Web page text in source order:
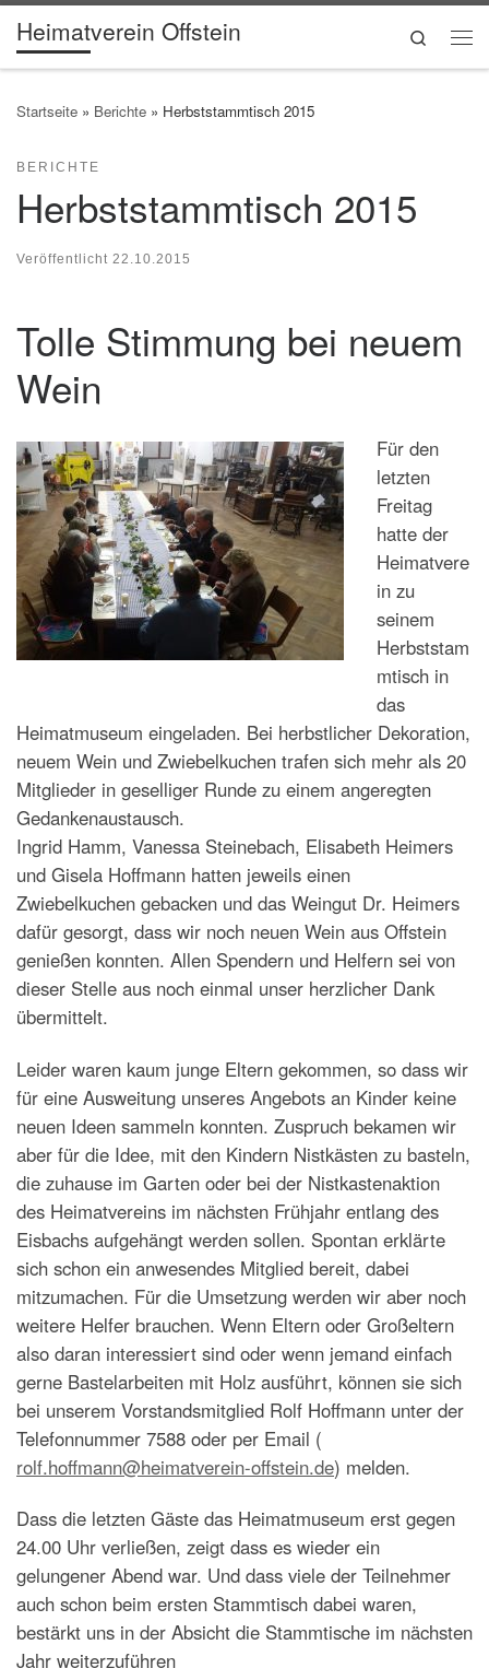
Zum Inhalt springen
Heimatverein Offstein
Search
Startseite » Berichte » Herbststammtisch 2015
BERICHTE
Herbststammtisch 2015
Veröffentlicht 22.10.2015
Tolle Stimmung bei neuem
Wein
Für den
letzten
Freitag
hatte der
Heimatvere
in zu
seinem
Herbststam
mtisch in
das
Heimatmuseum eingeladen. Bei herbstlicher Dekoration,
neuem Wein und Zwiebelkuchen trafen sich mehr als 20
Mitglieder in geselliger Runde zu einem angeregten
Gedankenaustausch.
Ingrid Hamm, Vanessa Steinebach, Elisabeth Heimers
und Gisela Hoffmann hatten jeweils einen
Zwiebelkuchen gebacken und das Weingut Dr. Heimers
dafür gesorgt, dass wir noch neuen Wein aus Offstein
genießen konnten. Allen Spendern und Helfern sei von
dieser Stelle aus noch einmal unser herzlicher Dank
übermittelt.
Leider waren kaum junge Eltern gekommen, so dass wir
für eine Ausweitung unseres Angebots an Kinder keine
neuen Ideen sammeln konnten. Zuspruch bekamen wir
aber für die Idee, mit den Kindern Nistkästen zu basteln,
die zuhause im Garten oder bei der Nistkastenaktion
des Heimatvereins im nächsten Frühjahr entlang des
Eisbachs aufgehängt werden sollen. Spontan erklärte
sich schon ein anwesendes Mitglied bereit, dabei
mitzumachen. Für die Umsetzung werden wir aber noch
weitere Helfer brauchen. Wenn Eltern oder Großeltern
also daran interessiert sind oder wenn jemand einfach
gerne Bastelarbeiten mit Holz ausführt, können sie sich
bei unserem Vorstandsmitglied Rolf Hoffmann unter der
Telefonnummer 7588 oder per Email (
rolf.hoffmann@heimatverein-offstein.de) melden.
Dass die letzten Gäste das Heimatmuseum erst gegen
24.00 Uhr verließen, zeigt dass es wieder ein
gelungener Abend war. Und dass viele der Teilnehmer
auch schon beim ersten Stammtisch dabei waren,
bestärkt uns in der Absicht die Stammtische im nächsten
Jahr weiterzuführen